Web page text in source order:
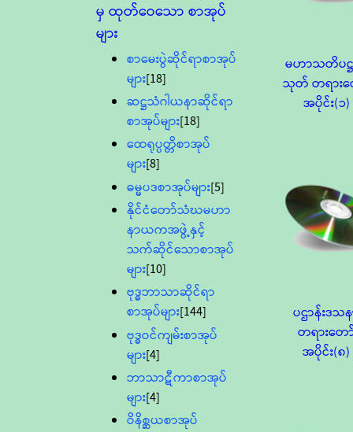
မှ ထုတ်ဝေသော စာအုပ်
များ
စာမေးပွဲဆိုင်ရာစာအုပ်
များ[18]
ဆဋ္ဌသံဂါယနာဆိုင်ရာ
စာအုပ်များ[18]
ထေရုပ္ပတ္တိစာအုပ်
များ[8]
ဓမ္မပဒစာအုပ်များ[5]
နိုင်ငံတော်သံဃမဟာ
နာယကအဖွဲ့နှင့်
သက်ဆိုင်သောစာအုပ်
များ[10]
ဗုဒ္ဓဘာသာဆိုင်ရာ
စာအုပ်များ[144]
ဗုဒ္ဓဝင်ကျမ်းစာအုပ်
များ[4]
ဘာသာဋီကာစာအုပ်
များ[4]
ဝိနိစ္ဆယစာအုပ်
မဟာသတိပဋ္
သုတ် တရား
အပိုင်း(၁)
ပဌာန်းဒသ
တရားတေ
အပိုင်း(၈)